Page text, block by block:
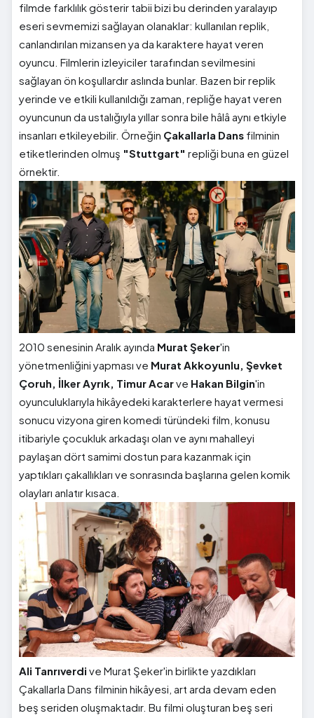
filmde farklılık gösterir tabii bizi bu derinden yaralayıp
eseri sevmemizi sağlayan olanaklar: kullanılan replik,
canlandırılan mizansen ya da karaktere hayat veren
oyuncu. Filmlerin izleyiciler tarafından sevilmesini
sağlayan ön koşullardır aslında bunlar. Bazen bir replik
yerinde ve etkili kullanıldığı zaman, repliğe hayat veren
oyuncunun da ustalığıyla yıllar sonra bile hâlâ aynı etkiyle
insanları etkileyebilir. Örneğin Çakallarla Dans filminin
etiketlerinden olmuş "Stuttgart" repliği buna en güzel
örnektir.
2010 senesinin Aralık ayında Murat Şeker'in
yönetmenliğini yapması ve Murat Akkoyunlu, Şevket
Çoruh, İlker Ayrık, Timur Acarve Hakan Bilgin'in
oyunculuklarıyla hikâyedeki karakterlere hayat vermesi
sonucu vizyona giren komedi türündeki film, konusu
itibariyle çocukluk arkadaşı olan ve aynı mahalleyi
paylaşan dört samimi dostun para kazanmak için
yaptıkları çakallıkları ve sonrasında başlarına gelen komik
olayları anlatır kısaca.
Ali Tanrıverdi ve Murat Şeker'in birlikte yazdıkları
Çakallarla Dans filminin hikâyesi, art arda devam eden
beş seriden oluşmaktadır. Bu filmi oluşturan beş seri